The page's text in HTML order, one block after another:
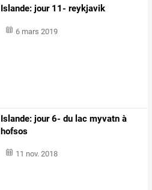
Islande: jour 11- reykjavik
6 mars 2019
Islande: jour 6- du lac myvatn à
hofsos
11 nov. 2018